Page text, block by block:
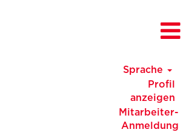
Sprache
Profil
anzeigen
Mitarbeiter-
Anmeldung